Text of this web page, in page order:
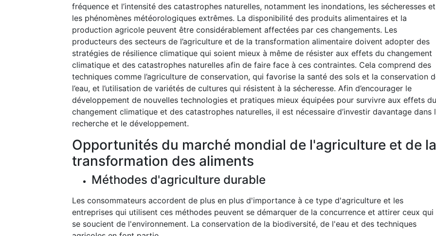
fréquence et l’intensité des catastrophes naturelles, notamment les inondations, les sécheresses et
les phénomènes météorologiques extrêmes. La disponibilité des produits alimentaires et la
production agricole peuvent être considérablement affectées par ces changements. Les
producteurs des secteurs de l’agriculture et de la transformation alimentaire doivent adopter des
stratégies de résilience climatique qui soient mieux à même de résister aux effets du changement
climatique et des catastrophes naturelles afin de faire face à ces contraintes. Cela comprend des
techniques comme l’agriculture de conservation, qui favorise la santé des sols et la conservation
l’eau, et l’utilisation de variétés de cultures qui résistent à la sécheresse. Afin d’encourager le
développement de nouvelles technologies et pratiques mieux équipées pour survivre aux effets du
changement climatique et des catastrophes naturelles, il est nécessaire d’investir davantage dans
recherche et le développement.
Opportunités du marché mondial de l'agriculture et de la
transformation des aliments
Méthodes d'agriculture durable
Les consommateurs accordent de plus en plus d'importance à ce type d'agriculture et les
entreprises qui utilisent ces méthodes peuvent se démarquer de la concurrence et attirer ceux qui
se soucient de l'environnement. La conservation de la biodiversité, de l'eau et des techniques